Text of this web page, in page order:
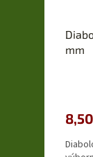
mm
je
z